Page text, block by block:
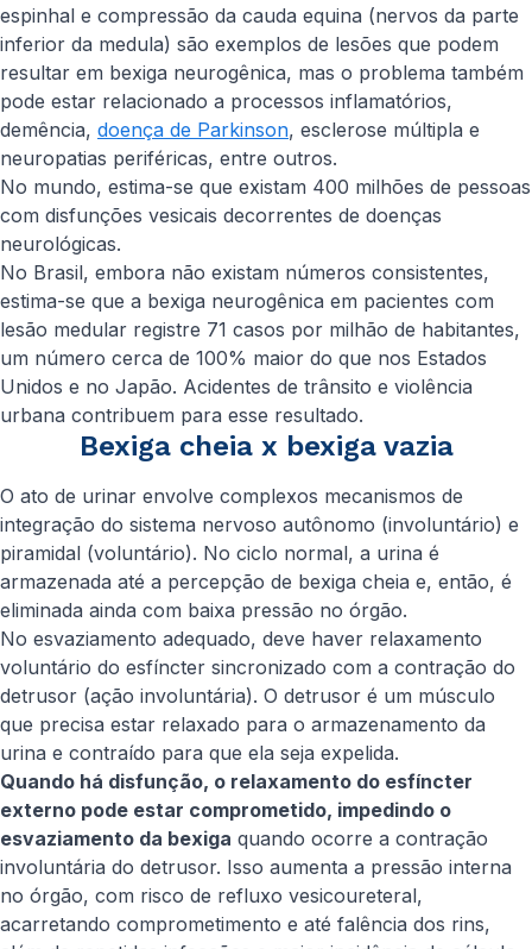
espinhal e compressão da cauda equina (nervos da parte
inferior da medula) são exemplos de lesões que podem
resultar em bexiga neurogênica, mas o problema também
pode estar relacionado a processos inflamatórios,
demência, doença de Parkinson, esclerose múltipla e
neuropatias periféricas, entre outros.
No mundo, estima-se que existam 400 milhões de pessoas
com disfunções vesicais decorrentes de doenças
neurológicas.
No Brasil, embora não existam números consistentes,
estima-se que a bexiga neurogênica em pacientes com
lesão medular registre 71 casos por milhão de habitantes,
um número cerca de 100% maior do que nos Estados
Unidos e no Japão. Acidentes de trânsito e violência
urbana contribuem para esse resultado.
Bexiga cheia x bexiga vazia
O ato de urinar envolve complexos mecanismos de
integração do sistema nervoso autônomo (involuntário) e
piramidal (voluntário). No ciclo normal, a urina é
armazenada até a percepção de bexiga cheia e, então, é
eliminada ainda com baixa pressão no órgão.
No esvaziamento adequado, deve haver relaxamento
voluntário do esfíncter sincronizado com a contração do
detrusor (ação involuntária). O detrusor é um músculo
que precisa estar relaxado para o armazenamento da
urina e contraído para que ela seja expelida.
Quando há disfunção, o relaxamento do esfíncter
externo pode estar comprometido, impedindo o
esvaziamento da bexiga quando ocorre a contração
involuntária do detrusor. Isso aumenta a pressão interna
no órgão, com risco de refluxo vesicoureteral,
acarretando comprometimento e até falência dos rins,